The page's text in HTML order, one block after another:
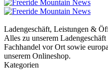
Ladengeschäft, Leistungen &
Alles zu unserem
Fachhandel vor Ort sowie
unserem Onlineshop.
Kategorien